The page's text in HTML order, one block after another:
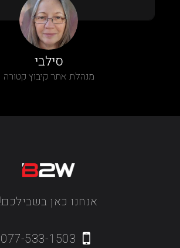
סילבי
מנהלת אתר קיבוץ קטורה
אנחנו כאן בשבילכם!
077-533-1503